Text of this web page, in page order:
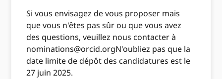
Si vous envisagez de vous proposer mais
que vous n'êtes pas sûr ou que vous avez
des questions, veuillez nous contacter à
nominations@orcid.orgN'oubliez pas que la
date limite de dépôt des candidatures est le
27 juin 2025.